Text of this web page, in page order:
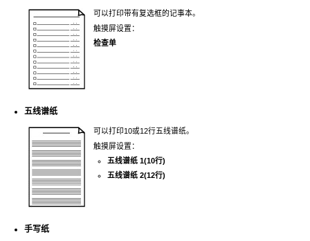
可以打印带有复选框的记事本。
触摸屏设置：
检查单
五线谱纸
可以打印10或12行五线谱纸。
触摸屏设置：
五线谱纸 1(10行)
五线谱纸 2(12行)
手写纸